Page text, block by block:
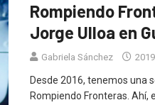
Rompiendo
Jorge Ulloa en
Gabriela Sánchez
Desde 2016, tenemos una
Rompiendo Fronteras. Ahí,